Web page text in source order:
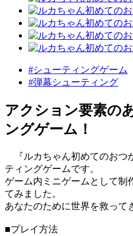
#シューティングゲーム
#弾幕シューティング
アクション要素の
ングゲーム！
『ルカちゃん初めてのおつ
ティングゲームです。
ゲーム内ミニゲームとして制
てみました。
あなたのために世界を救って
■プレイ方法